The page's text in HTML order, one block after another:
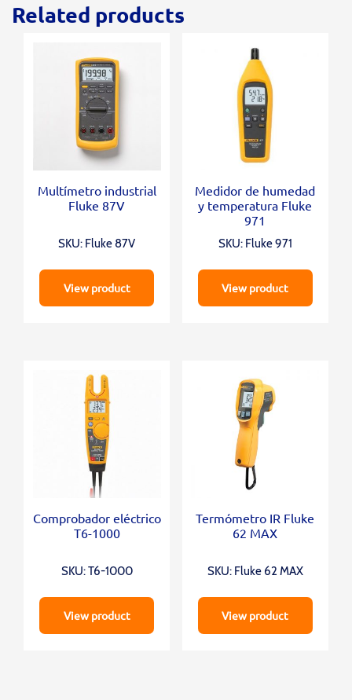
Related products
Multímetro industrial
Fluke 87V
SKU: Fluke 87V
View product
Medidor de humedad
y temperatura Fluke
971
SKU: Fluke 971
View product
Comprobador eléctrico
T6-1000
SKU: T6-1000
View product
Termómetro IR Fluke
62 MAX
SKU: Fluke 62 MAX
View product